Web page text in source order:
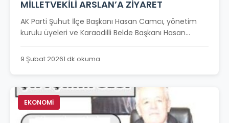
MİLLETVEKİLİ ARSLAN’A ZİYARET
AK Parti Şuhut İlçe Başkanı Hasan Camcı, yönetim
kurulu üyeleri ve Karaadilli Belde Başkanı Hasan...
9 Şubat 20261 dk okuma
EKONOMİ